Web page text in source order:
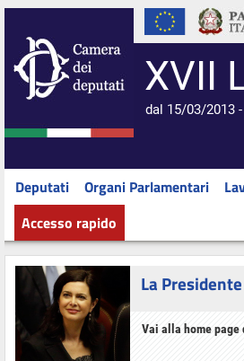
XVII
dal 15/03/2013
Deputati Organi Parlamentari
Accesso rapido
La Presidente
Vai alla home